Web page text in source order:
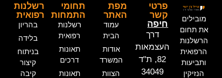
מובילים
את תחום
הרשלנות
הרפואית
ותביעות
הנזיקין
מפת
האתר
עמוד
הבית
אודות
המשרד
הצוות
תחומי
התמחות
רשלנות
רפואית
תאונות
דרכים
תאונות
רשלנות
רפואית
בהריון
בלידה
בניתוח
קיצור
קיבה
פרטי
קשר
חיפה
דרך
העצמאות
82, ת"ד
34049